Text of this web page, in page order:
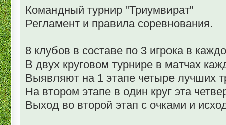
Командный турнир "Триумвират"
Регламент и правила соревнования.
8 клубов в составе по 3 игрока в
В двух круговом турнире в матчах
Выявляют на 1 этапе четыре лучших
На втором этапе в один круг эта
Выход во второй этап с очками и